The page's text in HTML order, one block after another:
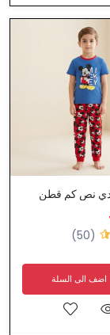
نص كم قطن
(50)
اضف الى السلة